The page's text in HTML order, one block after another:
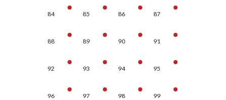
84 85 86 87
88 89 90 91
92 93 94 95
96 97 98 99